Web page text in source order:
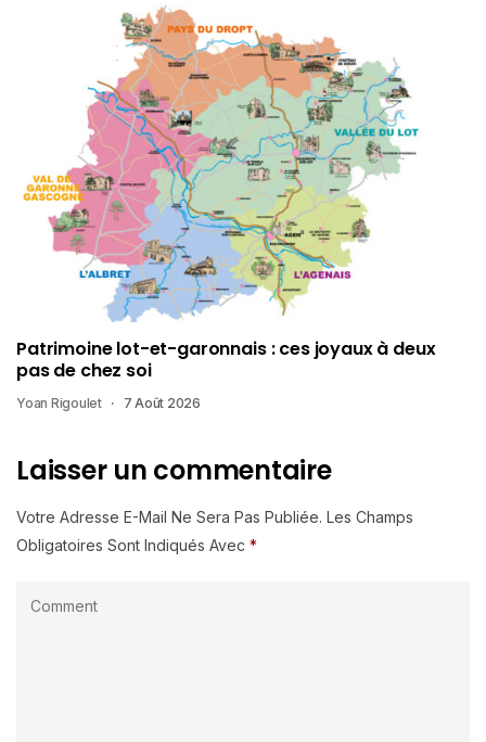
Patrimoine lot-et-garonnais : ces joyaux à deux
pas de chez soi
Yoan Rigoulet 7 Août 2026
Laisser un commentaire
Votre Adresse E-Mail Ne Sera Pas Publiée. Les Champs
Obligatoires Sont Indiqués Avec *